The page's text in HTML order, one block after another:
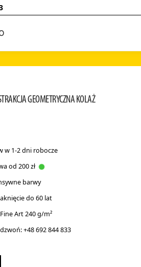
Szukaj
GEOMETRYCZNA KOLAŻ
w 1-2 dni robocze
od 200 zł
barwy
do 60 lat
Art 240 g/m²
+48 692 844 833